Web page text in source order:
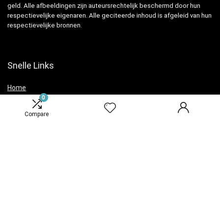
0
Compare
geld. Alle afbeeldingen zijn auteursrechtelijk beschermd door hun
respectievelijke eigenaren. Alle geciteerde inhoud is afgeleid van hun
respectievelijke bronnen.
Snelle Links
Home
Overzicht
Winkel